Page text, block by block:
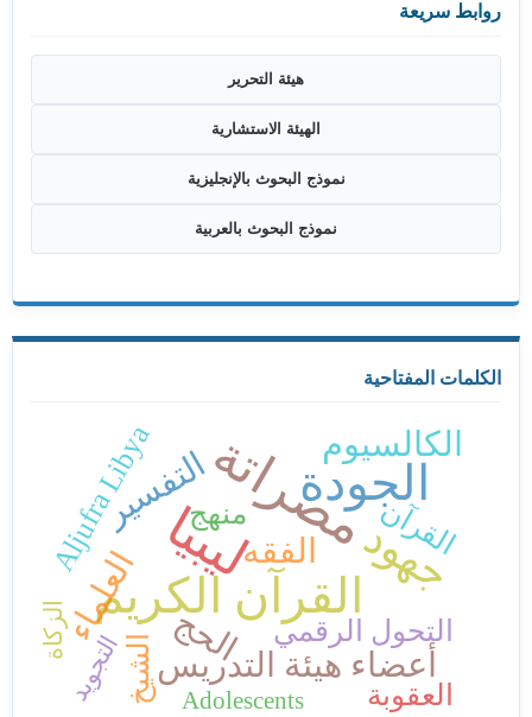
روابط سريعة
هيئة التحرير
الهيئة الاستشارية
نموذج البحوث بالإنجليزية
نموذج البحوث بالعربية
الكلمات المفتاحية
ليبيا
مصراتة
القرآن الكريم
الجودة
جهود
التفسير
الحج
أعضاء هيئة التدريس
العلماء الفقه
الكالسيوم Aljufra Libya
التحول الرقمي
منهج
الشيخ
القرآن
العقوبة التجويد Adolescents
الزكاة